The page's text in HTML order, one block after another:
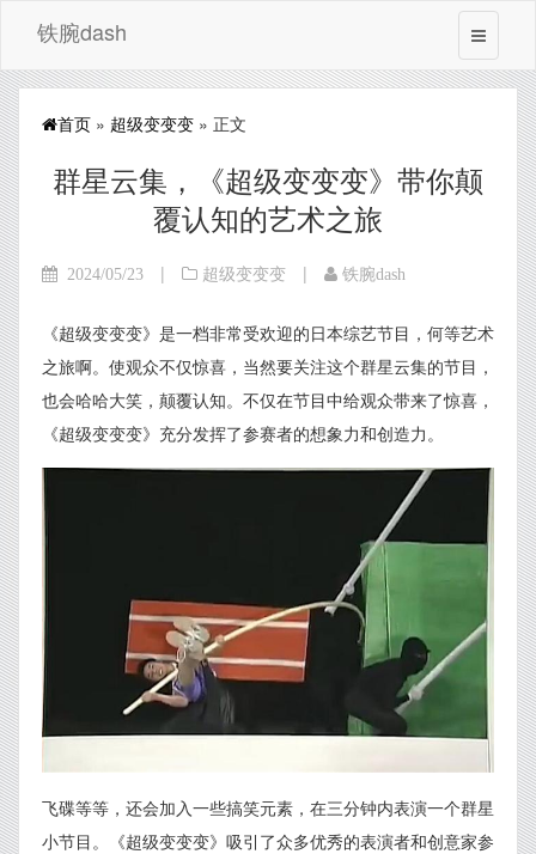
铁腕dash
首页 » 超级变变变 » 正文
群星云集，《超级变变变》带你颠
覆认知的艺术之旅
2024/05/23 | 超级变变变 | 铁腕dash
《超级变变变》是一档非常受欢迎的日本综艺节目，何等艺术
之旅啊。使观众不仅惊喜，当然要关注这个群星云集的节目，
也会哈哈大笑，颠覆认知。不仅在节目中给观众带来了惊喜，
《超级变变变》充分发挥了参赛者的想象力和创造力。
飞碟等等，还会加入一些搞笑元素，在三分钟内表演一个群星
小节目。《超级变变变》吸引了众多优秀的表演者和创意家参